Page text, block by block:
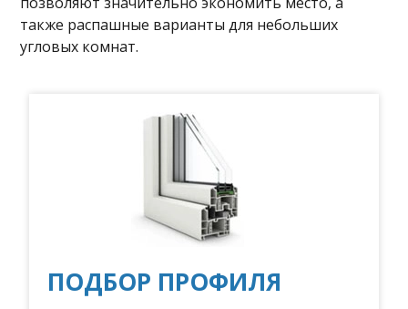
также распашные варианты для небольших
угловых комнат.
ПОДБОР ПРОФИЛЯ